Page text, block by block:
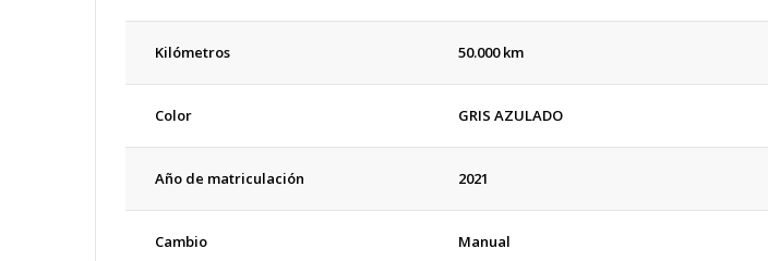
Kilómetros 50.000 km
Color GRIS AZULADO
Año de matriculación 2021
Cambio Manual